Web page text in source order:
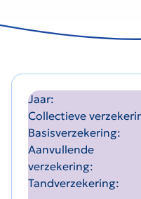
Jaar
Collectieve
Basisverzekering
Aanvullende
verzekering
Tandverzekering